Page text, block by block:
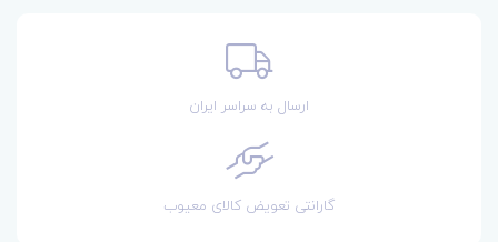
ارسال به سراسر ایران
گارانتی تعویض کالای معیوب